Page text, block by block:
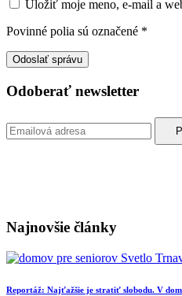
Uložiť moje meno, e-mail a
Povinné polia sú označené *
Odoberať newsletter
Najnovšie články
Reportáž: Najťažšie je stratiť slobodu. V